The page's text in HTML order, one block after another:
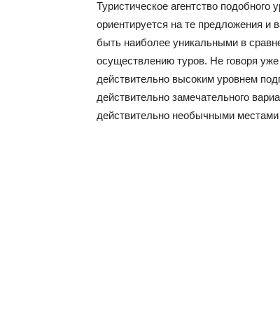
Туристическое агентство подобного
ориентируется на те предложения и
быть наиболее уникальными в
осуществлению туров. Не говоря уже
действительно высоким уровнем
действительно замечательного
действительно необычными